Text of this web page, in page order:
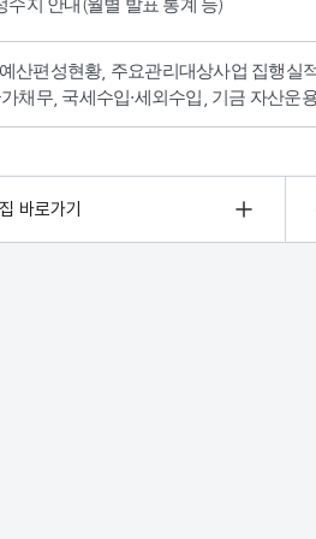
수지 안내(월별 발표 통계 등)
산편성현황, 주요관리대상사업 집행실
채무, 국세수입·세외수입, 기금 자산운
바로가기